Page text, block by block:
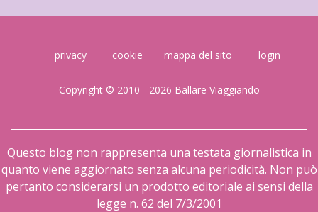
privacy cookie mappa del sito login
Copyright © 2010 - 2026 Ballare Viaggiando
Questo blog non rappresenta una testata giornalistica in
quanto viene aggiornato senza alcuna periodicità. Non può
pertanto considerarsi un prodotto editoriale ai sensi della
legge n. 62 del 7/3/2001